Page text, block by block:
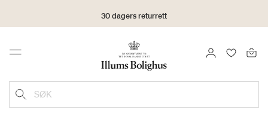
30 dagers returrett
Menu LOGG INN
SØK